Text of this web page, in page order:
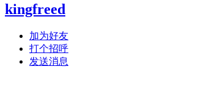
kingfreed
加为好友
打个招呼
发送消息